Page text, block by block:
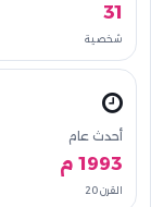
31
شخصية
أحدث عام
1993 م
القرن 20